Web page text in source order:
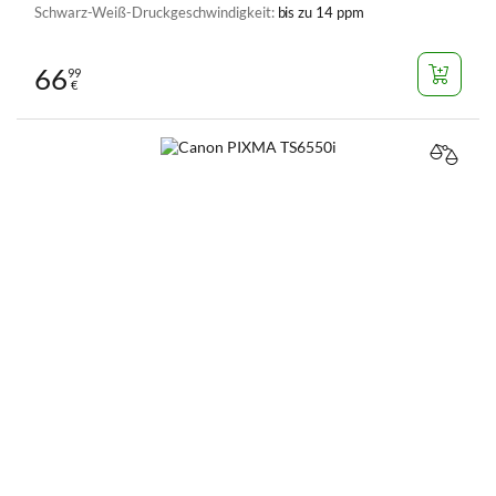
Schwarz-Weiß-Druckgeschwindigkeit: bis zu 14 ppm
6699
€